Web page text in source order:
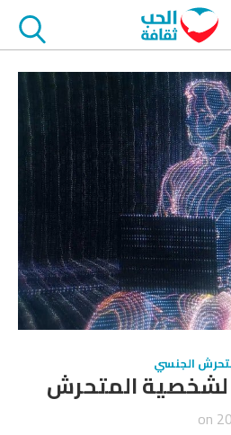
الجنسي
لشخصية المتحرش